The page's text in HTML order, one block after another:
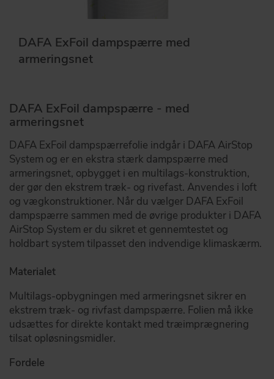
DAFA ExFoil dampspærre med
armeringsnet
DAFA ExFoil dampspærre - med
armeringsnet
DAFA ExFoil dampspærrefolie indgår i DAFA AirStop
System og er en ekstra stærk dampspærre med
armeringsnet, opbygget i en multilags-konstruktion,
der gør den ekstrem træk- og rivefast. Anvendes i loft
og vægkonstruktioner. Når du vælger DAFA ExFoil
dampspærre sammen med de øvrige produkter i DAFA
AirStop System er du sikret et gennemtestet og
holdbart system tilpasset den indvendige klimaskærm.
Materialet
Multilags-opbygningen med armeringsnet sikrer en
ekstrem træk- og rivfast dampspærre. Folien må ikke
udsættes for direkte kontakt med træimprægnering
tilsat opløsningsmidler.
Fordele